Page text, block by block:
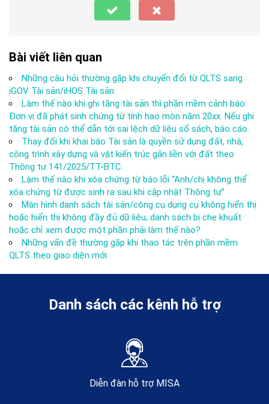
Bài viết liên quan
Những câu hỏi thường gặp khi chuyển đổi từ QLTS sang
iGOV Tài sản/iHOS Tài sản
Làm thế nào khi ghi tăng tài sản thì phần mềm cảnh báo:
Đơn vị đã phát sinh chứng từ tính hao mòn năm 20xx. Nếu ghi
tăng tài sản có thể dẫn tới sai lệch dữ liệu sổ sách, báo cáo.
Thay đổi khi khai báo Tài sản là quyền sử dụng đất, nhà,
công trình xây dựng và vật kiến trúc gắn liền với đất theo
Thông tư 141/2025/TT-BTC
Làm thế nào khi xóa chứng từ báo lỗi “Anh/chị không thể
xóa chứng từ được sinh ra sau khi cập nhật Thông tư”
Màn hình danh sách tài sản/công cụ dụng cụ không hiển thị
hoặc hiển thị không đầy đủ dữ liệu, danh sách bị che khuất
hoặc chỉ xem được một phần phải làm thế nào?
Những vấn đề thường gặp khi thao tác trên phần mềm
QLTS theo giao diện mới
Danh sách các kênh hỗ trợ
Diễn đàn hỗ trợ MISA